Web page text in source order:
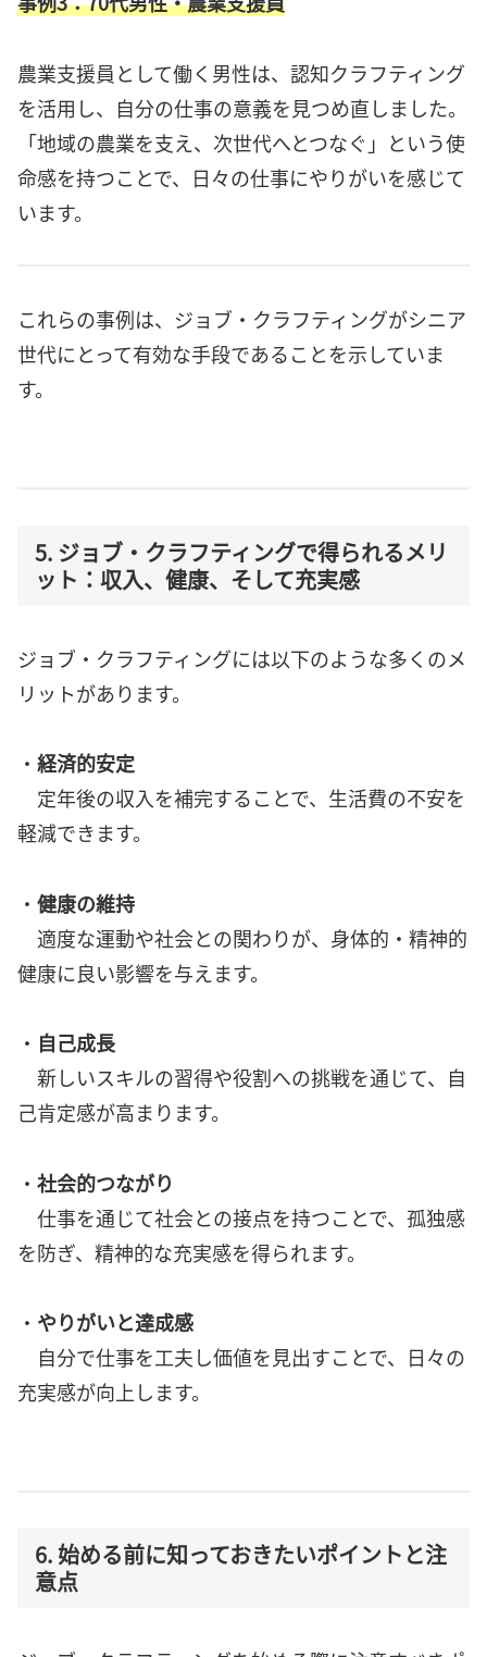
農業支援員として働く男性は、認知クラフティング
を活用し、自分の仕事の意義を見つめ直しました。
「地域の農業を支え、次世代へとつなぐ」という使
命感を持つことで、日々の仕事にやりがいを感じて
います。
これらの事例は、ジョブ・クラフティングがシニア
世代にとって有効な手段であることを示していま
す。
5. ジョブ・クラフティングで得られるメリ
ット：収入、健康、そして充実感
ジョブ・クラフティングには以下のような多くのメ
リットがあります。
・ 経済的安定
定年後の収入を補完することで、生活費の不安を
軽減できます。
・ 健康の維持
適度な運動や社会との関わりが、身体的・精神的
健康に良い影響を与えます。
・ 自己成長
新しいスキルの習得や役割への挑戦を通じて、自
己肯定感が高まります。
・ 社会的つながり
仕事を通じて社会との接点を持つことで、孤独感
を防ぎ、精神的な充実感を得られます。
・ やりがいと達成感
自分で仕事を工夫し価値を見出すことで、日々の
充実感が向上します。
6. 始める前に知っておきたいポイントと注
意点